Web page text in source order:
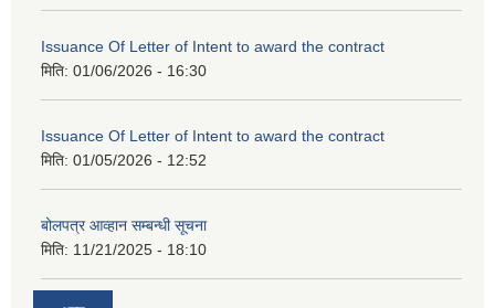
Issuance Of Letter of Intent to award the contract
मिति: 01/06/2026 - 16:30
Issuance Of Letter of Intent to award the contract
मिति: 01/05/2026 - 12:52
बोलपत्र आव्हान सम्बन्धी सूचना
मिति: 11/21/2025 - 18:10